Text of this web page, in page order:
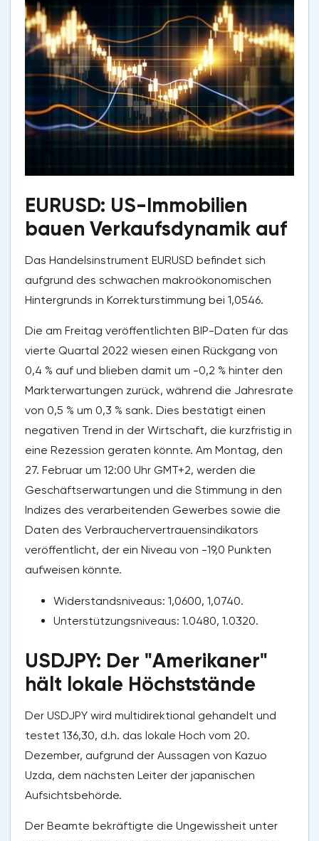
EURUSD: US-Immobilien
bauen Verkaufsdynamik auf
Das Handelsinstrument EURUSD befindet sich
aufgrund des schwachen makroökonomischen
Hintergrunds in Korrekturstimmung bei 1,0546.
Die am Freitag veröffentlichten BIP-Daten für das
vierte Quartal 2022 wiesen einen Rückgang von
0,4 % auf und blieben damit um -0,2 % hinter den
Markterwartungen zurück, während die Jahresrate
von 0,5 % um 0,3 % sank. Dies bestätigt einen
negativen Trend in der Wirtschaft, die kurzfristig in
eine Rezession geraten könnte. Am Montag, den
27. Februar um 12:00 Uhr GMT+2, werden die
Geschäftserwartungen und die Stimmung in den
Indizes des verarbeitenden Gewerbes sowie die
Daten des Verbrauchervertrauensindikators
veröffentlicht, der ein Niveau von -19,0 Punkten
aufweisen könnte.
Widerstandsniveaus: 1,0600, 1,0740.
Unterstützungsniveaus: 1.0480, 1.0320.
USDJPY: Der "Amerikaner"
hält lokale Höchststände
Der USDJPY wird multidirektional gehandelt und
testet 136,30, d.h. das lokale Hoch vom 20.
Dezember, aufgrund der Aussagen von Kazuo
Uzda, dem nächsten Leiter der japanischen
Aufsichtsbehörde.
Der Beamte bekräftigte die Ungewissheit unter